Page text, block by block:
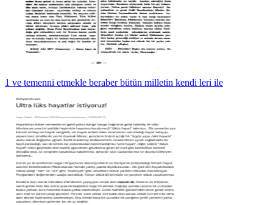
1 ve temenni etmekle beraber bütün milletin kendi leri ile